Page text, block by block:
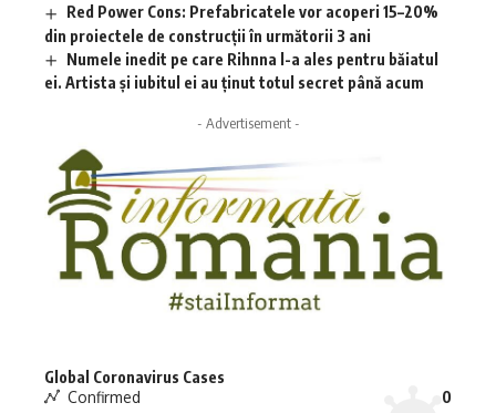
Red Power Cons: Prefabricatele vor acoperi 15–20%
din proiectele de construcții în următorii 3 ani
Numele inedit pe care Rihnna l-a ales pentru băiatul
ei. Artista și iubitul ei au ținut totul secret până acum
- Advertisement -
Global Coronavirus Cases
Confirmed
0